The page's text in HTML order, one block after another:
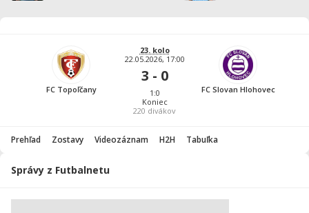
FC Topoľčany
23. kolo
22.05.2026, 17:00
3 - 0
1:0
Koniec
220 divákov
FC Slovan Hlohovec
Prehľad Zostavy Videozáznam H2H Tabuľka
Správy z Futbalnetu